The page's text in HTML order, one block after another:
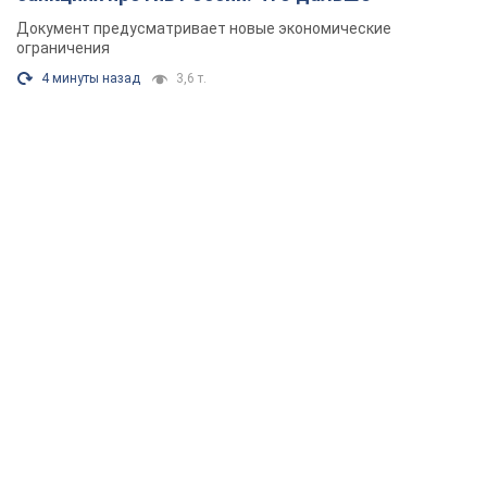
Документ предусматривает новые экономические
ограничения
4 минуты назад 3,6 т.